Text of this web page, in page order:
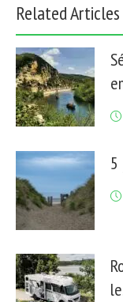
Related Articles
5